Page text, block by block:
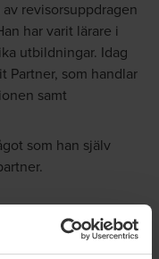
revisorsuppdragen
har varit lärare i
utbildningar. Idag
Partner, som handlar
samt
som han själv